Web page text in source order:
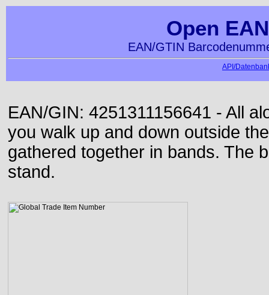
Open
EAN/GTIN
API/
EAN/GIN: 4251311156641 - All
you walk up and down outside
gathered together in bands. The
stand.